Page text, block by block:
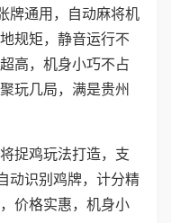
牌通用，自动麻将机
规矩，静音运行不
高，机身小巧不占
玩几局，满是贵州
捉鸡玩法打造，支
动识别鸡牌，计分精
价格实惠，机身小